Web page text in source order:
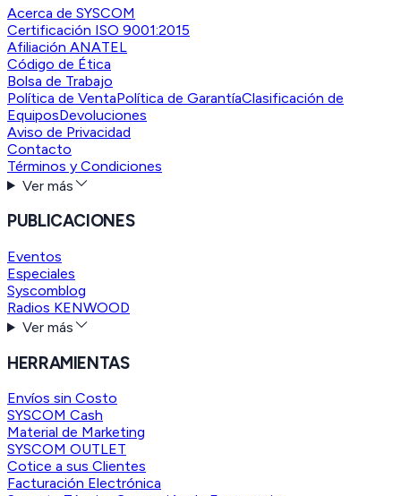
Acerca de SYSCOM
Certificación ISO 9001:2015
Afiliación ANATEL
Código de Ética
Bolsa de Trabajo
Política de VentaPolítica de GarantíaClasificación de
EquiposDevoluciones
Aviso de Privacidad
Contacto
Términos y Condiciones
Ver más
PUBLICACIONES
Eventos
Especiales
Syscomblog
Radios KENWOOD
Ver más
HERRAMIENTAS
Envíos sin Costo
SYSCOM Cash
Material de Marketing
SYSCOM OUTLET
Cotice a sus Clientes
Facturación Electrónica